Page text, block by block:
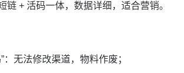
链 + 活码一体，数据详细，适合营销。
：无法修改渠道，物料作废；